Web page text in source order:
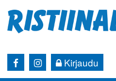
Kirjaudu